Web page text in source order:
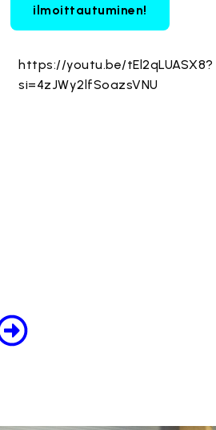
ilmoittautuminen!
https://youtu.be/tEl2qLUASX8?
si=4zJWy2lfSoazsVNU